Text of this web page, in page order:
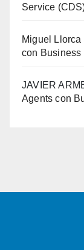
Service
Miguel Llorca
con Business
JAVIER
Agents con